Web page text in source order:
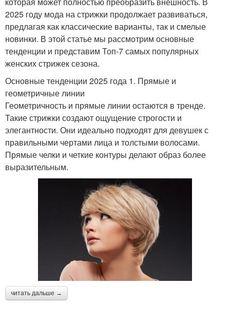
2025 году мода на стрижки продолжает развиваться,
предлагая как классические варианты, так и смелые
новинки. В этой статье мы рассмотрим основные
тенденции и представим Топ-7 самых популярных
женских стрижек сезона.
Основные тенденции 2025 года 1. Прямые и
геометричные линии
Геометричность и прямые линии остаются в тренде.
Такие стрижки создают ощущение строгости и
элегантности. Они идеально подходят для девушек с
правильными чертами лица и толстыми волосами.
Прямые челки и четкие контуры делают образ более
выразительным.
читать дальше →